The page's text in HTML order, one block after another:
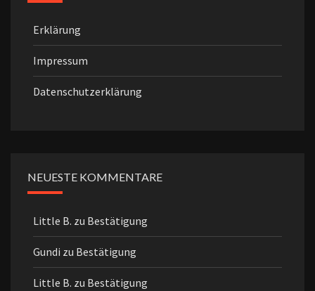
Erklärung
Impressum
Datenschutzerklärung
NEUESTE KOMMENTARE
Little B. zu Bestätigung
Gundi zu Bestätigung
Little B. zu Bestätigung